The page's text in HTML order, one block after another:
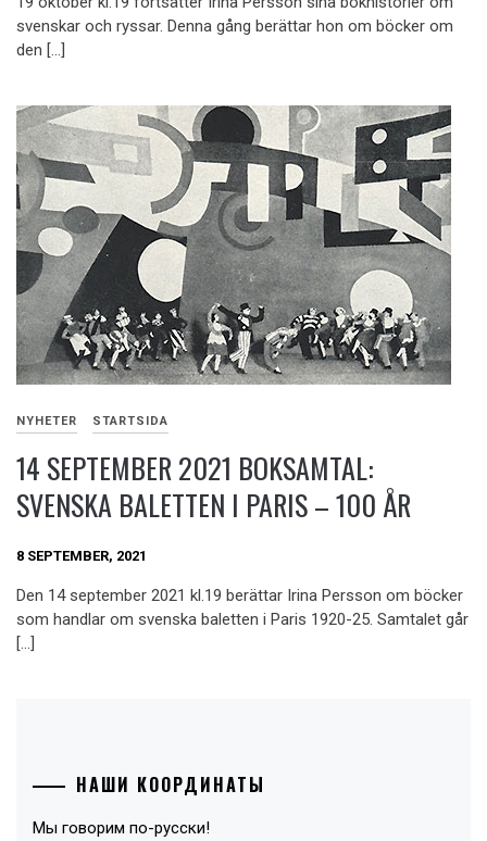
svenskar och ryssar. Denna gång berättar hon om böcker om
den […]
NYHETER STARTSIDA
14 SEPTEMBER 2021 BOKSAMTAL:
SVENSKA BALETTEN I PARIS – 100 ÅR
8 SEPTEMBER, 2021
Den 14 september 2021 kl.19 berättar Irina Persson om böcker
som handlar om svenska baletten i Paris 1920-25. Samtalet går
[…]
НАШИ КООРДИНАТЫ
Мы говорим по-русски!